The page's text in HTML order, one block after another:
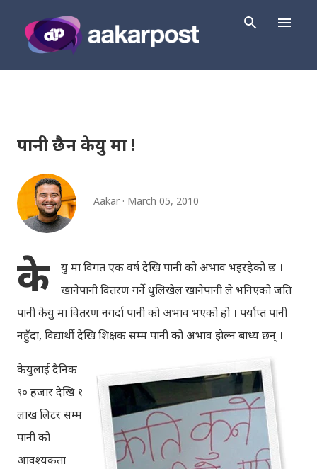
पानी छैन केयु मा !
Aakar March 05, 2010
के
यु मा विगत एक वर्ष देखि पानी को अभाव भइरहेको छ ।
खानेपानी वितरण गर्ने धुलिखेल खानेपानी ले भनिएको जति
पानी केयु मा वितरण नगर्दा पानी को अभाव भएको हो । पर्याप्त पानी
नहुँदा, विद्यार्थी देखिशिक्षक सम्म पानी को अभाव झेल्न बाध्य छन् ।
केयुलाई दैनिक
९० हजार देखि १
लाख लिटर सम्म
पानी को
आवश्यकता